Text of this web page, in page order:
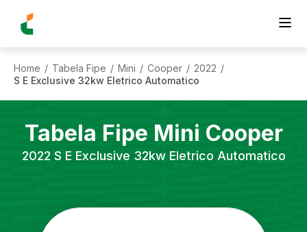
Home / Tabela Fipe / Mini / Cooper / 2022 /
S E Exclusive 32kw Eletrico Automatico
Tabela Fipe Mini Cooper
2022 S E Exclusive 32kw Eletrico Automatico